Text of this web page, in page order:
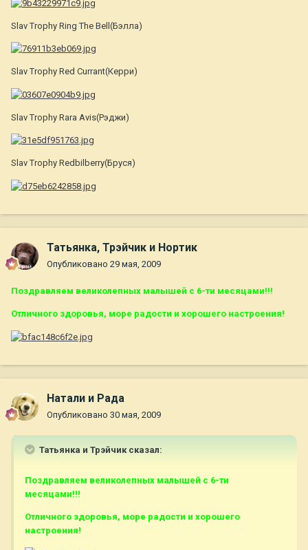
Slav Trophy Ring The Bell(Бэлла)
Slav Trophy Red Currant(Керри)
Slav Trophy Rara Avis(Рэджи)
Slav Trophy Redbilberry(Бруся)
Татьянка, Трэйчик и Нортик
Опубликовано 29 мая, 2009
Поздравляем великолепных малышей с 6-ти месяцами!!!
Отличного здоровья, море радости и хорошего настроения!
Натали и Рада
Опубликовано 30 мая, 2009
Татьянка и Трэйчик сказал:
Поздравляем великолепных малышей с 6-ти
месяцами!!!
Отличного здоровья, море радости и хорошего
настроения!